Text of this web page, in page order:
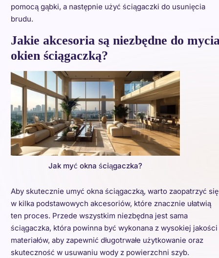
pomocą gąbki, a następnie użyć ściągaczki do usunięcia
brudu.
Jakie akcesoria są niezbędne do
okien ściągaczką?
Jak myć okna ściągaczka?
Aby skutecznie umyć okna ściągaczką, warto zaopatrzyć się
w kilka podstawowych akcesoriów, które znacznie ułatwią
ten proces. Przede wszystkim niezbędna jest sama
ściągaczka, która powinna być wykonana z wysokiej jakości
materiałów, aby zapewnić długotrwałe użytkowanie oraz
skuteczność w usuwaniu wody z powierzchni szyb.